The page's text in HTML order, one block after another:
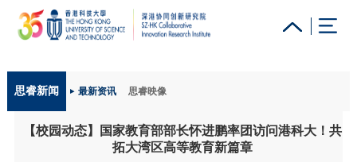
更多科大概览
科大新闻 学术部门索引
校园地图及指南 工作@科大 教授简录 认识科大
思睿新闻 最新资讯 思睿映像
【校园动态】国家教育部部长怀进鹏率团访问港科大！共
拓大湾区高等教育新篇章